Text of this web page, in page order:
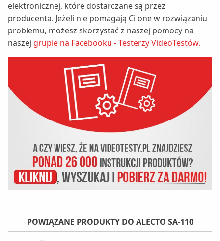
elektronicznej, które dostarczane są przez
producenta. Jeżeli nie pomagają Ci one w rozwiązaniu
problemu, możesz skorzystać z naszej pomocy na
naszej grupie na Facebooku - Testerzy VideoTestów.
POWIĄZANE PRODUKTY DO ALECTO SA-110